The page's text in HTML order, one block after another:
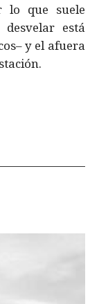
lo que suele
está
y el afuera